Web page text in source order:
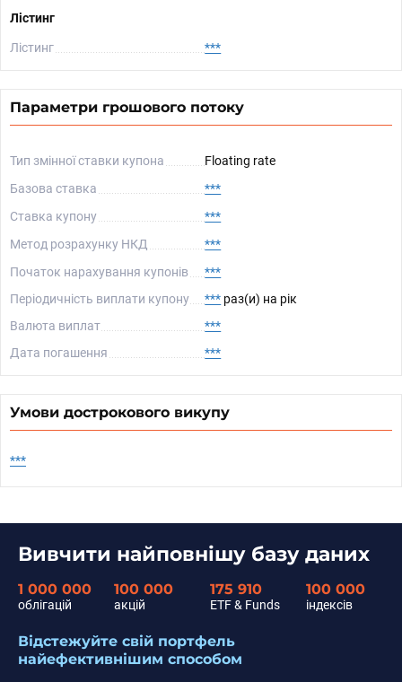
Лістинг
Лістинг ***
Параметри грошового потоку
Тип змінної ставки купона
Floating rate
Базова ставка
***
Ставка купону
***
Метод розрахунку НКД
***
Початок нарахування купонів
***
Періодичність виплати купону
*** раз(и) на рік
Валюта виплат
***
Дата погашення
***
Умови дострокового викупу
***
Вивчити найповнішу базу даних
1 000 000
облігацій
100 000
акцій
175 910
ETF & Funds
100 000
індексів
Відстежуйте свій портфель
найефективнішим способом